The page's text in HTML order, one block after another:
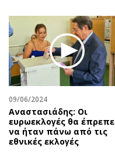
Ελλάδα
Κόσμος
Παράξενα
Πολιτισμός
Σινεμά
Θέατρο-Χορός
Μουσική
Εικαστικά
09/06/2024
Αναστασιάδης: Οι
ευρωεκλογές θα έπρεπε
να ήταν πάνω από τις
εθνικές εκλογές